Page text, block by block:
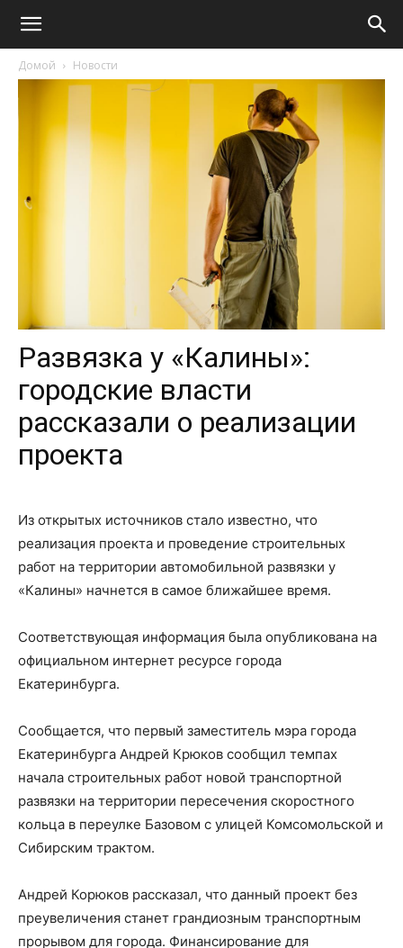
Домой Новости
Развязка у «Калины»:
городские власти
рассказали о реализации
проекта
Из открытых источников стало известно, что
реализация проекта и проведение строительных
работ на территории автомобильной развязки у
«Калины» начнется в самое ближайшее время.
Соответствующая информация была опубликована на
официальном интернет ресурсе города
Екатеринбурга.
Сообщается, что первый заместитель мэра города
Екатеринбурга Андрей Крюков сообщил темпах
начала строительных работ новой транспортной
развязки на территории пересечения скоростного
кольца в переулке Базовом с улицей Комсомольской и
Сибирским трактом.
Андрей Корюков рассказал, что данный проект без
преувеличения станет грандиозным транспортным
прорывом для города. Финансирование для